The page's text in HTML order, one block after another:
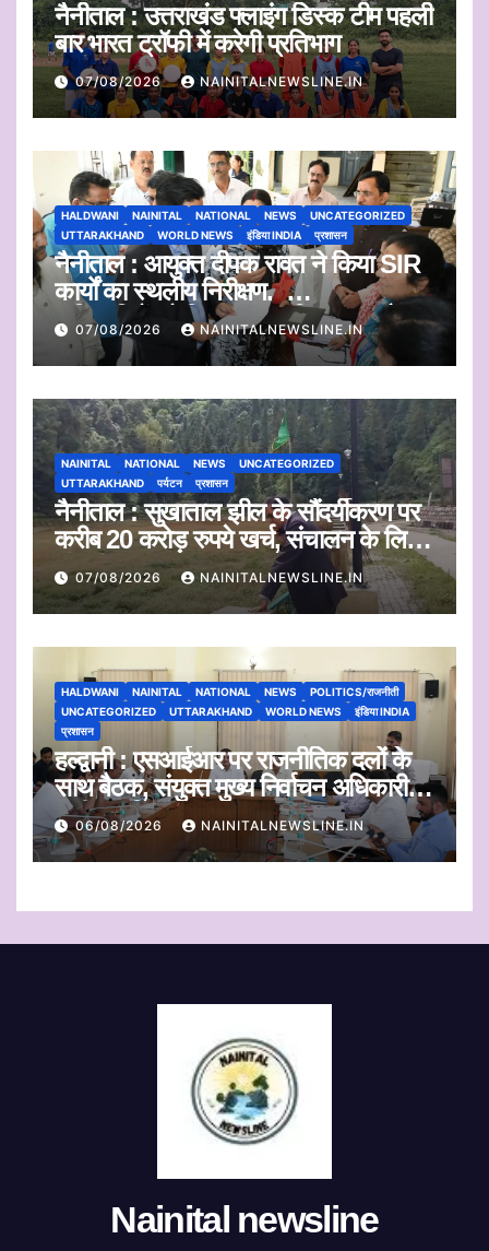
नैनीताल : उत्तराखंड फ्लाइंग डिस्क टीम पहली
बार भारत ट्रॉफी में करेगी प्रतिभाग
07/08/2026 NAINITALNEWSLINE.IN
HALDWANI NAINITAL NATIONAL NEWS
UNCATEGORIZED
UTTARAKHAND
WORLD NEWS इंडिया INDIA प्रशासन
नैनीताल : आयुक्त दीपक रावत ने किया SIR
कार्यों का स्थलीय निरीक्षण.
अधिकारियों को दिए समयबद्ध निस्तारण और
पारदर्शिता के निर्देश
07/08/2026 NAINITALNEWSLINE.IN
NAINITAL NATIONAL NEWS
UNCATEGORIZED
UTTARAKHAND
पर्यटन प्रशासन
नैनीताल : सुखाताल झील के सौंदर्यीकरण पर
करीब 20 करोड़ रुपये खर्च, संचालन के लिए
संस्था का चयन जल्द
07/08/2026 NAINITALNEWSLINE.IN
HALDWANI NAINITAL NATIONAL NEWS
POLITICS/राजनीती
UNCATEGORIZED
UTTARAKHAND WORLD NEWS
इंडिया INDIA
प्रशासन
हल्द्वानी : एसआईआर पर राजनीतिक दलों के
साथ बैठक, संयुक्त मुख्य निर्वाचन अधिकारी ने
सुनी आपत्तियां
06/08/2026 NAINITALNEWSLINE.IN
Nainital newsline